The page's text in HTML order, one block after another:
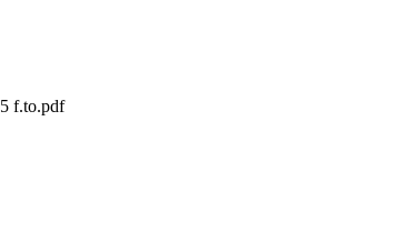
f.to.pdf